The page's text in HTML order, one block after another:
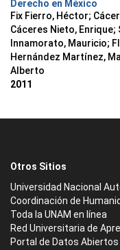
Derecho en México
Fix Fierro, Héctor;
Cáceres Nieto, Enrique;
Innamorato, Mauricio;
Hernández Martínez,
Alberto
2011
Otros Sitios
Universidad Nacional
Coordinación de
Toda la UNAM en línea
Red Universitaria de
Portal de Datos Abiertos